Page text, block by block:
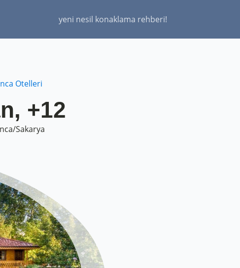
yeni nesil konaklama rehberi!
Otelleri
+12
Sakarya